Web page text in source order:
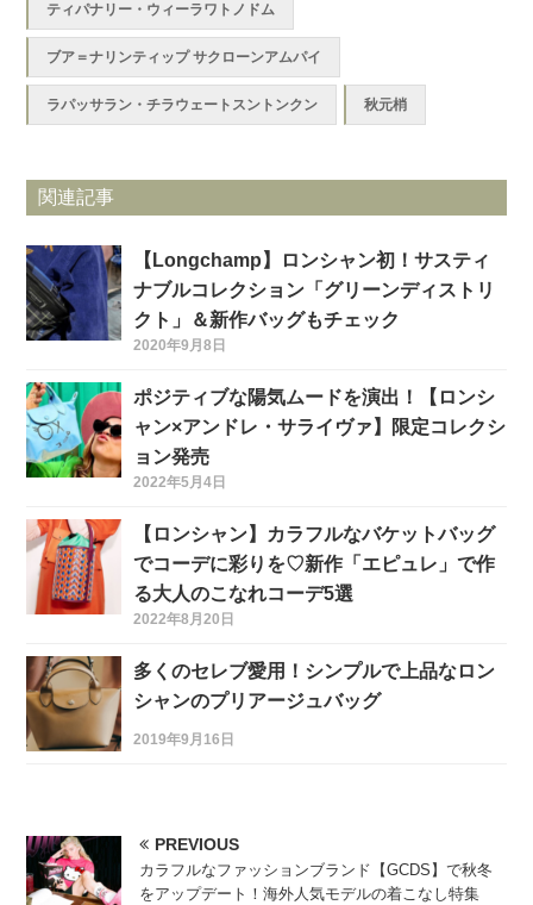
ティパナリー・ウィーラワトノドム
ブア＝ナリンティップ サクローンアムパイ
ラパッサラン・チラウェートスントンクン 秋元梢
関連記事
【Longchamp】ロンシャン初！サスティ
ナブルコレクション「グリーンディストリ
クト」＆新作バッグもチェック
2020年9月8日
ポジティブな陽気ムードを演出！【ロンシ
ャン×アンドレ・サライヴァ】限定コレクシ
ョン発売
2022年5月4日
【ロンシャン】カラフルなバケットバッグ
でコーデに彩りを♡新作「エピュレ」で作
る大人のこなれコーデ5選
2022年8月20日
多くのセレブ愛用！シンプルで上品なロン
シャンのプリアージュバッグ
2019年9月16日
PREVIOUS
カラフルなファッションブランド【GCDS】で秋冬
をアップデート！海外人気モデルの着こなし特集